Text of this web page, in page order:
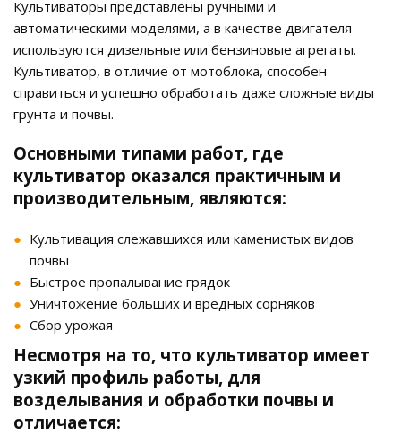
Культиваторы представлены ручными и
автоматическими моделями, а в качестве двигателя
используются дизельные или бензиновые агрегаты.
Культиватор, в отличие от мотоблока, способен
справиться и успешно обработать даже сложные виды
грунта и почвы.
Основными типами работ, где
культиватор оказался практичным и
производительным, являются:
Культивация слежавшихся или каменистых видов
почвы
Быстрое пропалывание грядок
Уничтожение больших и вредных сорняков
Сбор урожая
Несмотря на то, что культиватор имеет
узкий профиль работы, для
возделывания и обработки почвы и
отличается: